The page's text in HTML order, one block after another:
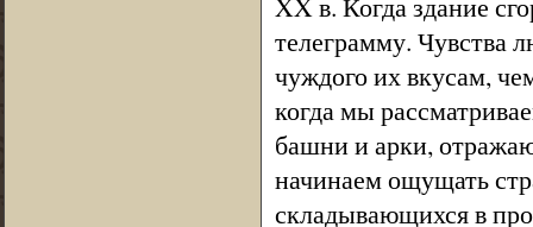
телеграмму. Чувства
чуждого их вкусам,
когда мы
башни и арки,
начинаем ощущать
складывающихся в